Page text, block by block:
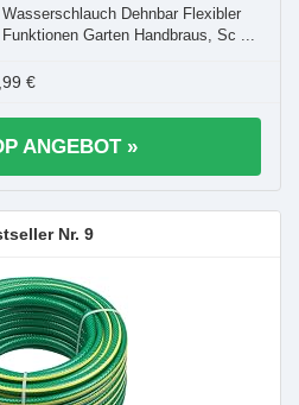
Dehnbar Flexibler
Garten Handbraus, Sc ...
€
ANGEBOT »
9